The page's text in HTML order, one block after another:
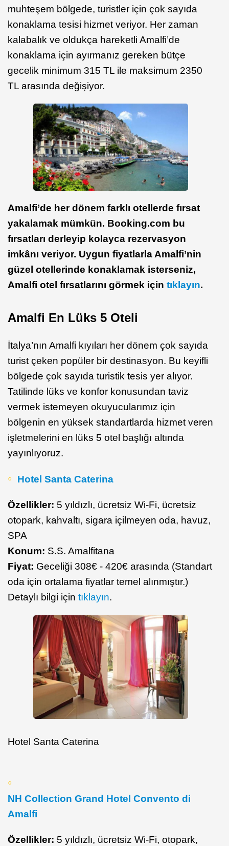
muhteşem bölgede, turistler için çok sayıda
konaklama tesisi hizmet veriyor. Her zaman
kalabalık ve oldukça hareketli Amalfi’de
konaklama için ayırmanız gereken bütçe
gecelik minimum 315 TL ile maksimum 2350
TL arasında değişiyor.
Amalfi’de her dönem farklı otellerde fırsat
yakalamak mümkün. Booking.com bu
fırsatları derleyip kolayca rezervasyon
imkânı veriyor. Uygun fiyatlarla Amalfi’nin
güzel otellerinde konaklamak isterseniz,
Amalfi otel fırsatlarını görmek için tıklayın.
Amalfi En Lüks 5 Oteli
İtalya’nın Amalfi kıyıları her dönem çok sayıda
turist çeken popüler bir destinasyon. Bu keyifli
bölgede çok sayıda turistik tesis yer alıyor.
Tatilinde lüks ve konfor konusundan taviz
vermek istemeyen okuyucularımız için
bölgenin en yüksek standartlarda hizmet veren
işletmelerini en lüks 5 otel başlığı altında
yayınlıyoruz.
Hotel Santa Caterina
Özellikler: 5 yıldızlı, ücretsiz Wi-Fi, ücretsiz
otopark, kahvaltı, sigara içilmeyen oda, havuz,
SPA
Konum: S.S. Amalfitana
Fiyat: Geceliği 308€ - 420€ arasında (Standart
oda için ortalama fiyatlar temel alınmıştır.)
Detaylı bilgi için tıklayın.
Hotel Santa Caterina
NH Collection Grand Hotel Convento di
Amalfi
Özellikler: 5 yıldızlı, ücretsiz Wi-Fi, otopark,